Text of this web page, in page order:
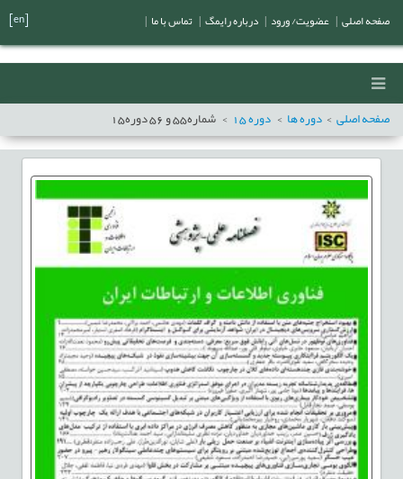
صفحه اصلی دوره ها دوره15 شماره55و56دوره15
صفحه اصلی عضویت/ ورود درباره رایمگ تماس با ما